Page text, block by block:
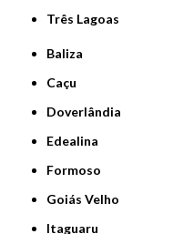
Três Lagoas
Baliza
Caçu
Doverlândia
Edealina
Formoso
Goiás Velho
Itaguaru